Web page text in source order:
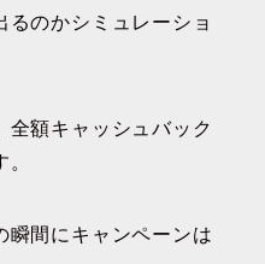
るのかシミュレーショ
全額キャッシュバック
瞬間にキャンペーンは